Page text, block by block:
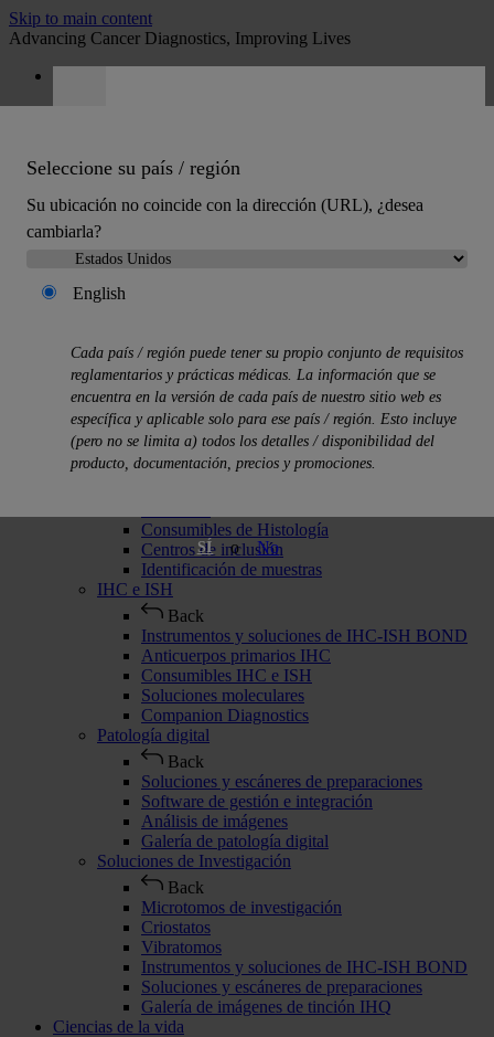
Skip to main content
Advancing Cancer Diagnostics, Improving Lives
Seleccione su país / región
Su ubicación no coincide con la dirección (URL), ¿desea
cambiarla?
English
Cada país / región puede tener su propio conjunto de requisitos
reglamentarios y prácticas médicas. La información que se
encuentra en la versión de cada país de nuestro sitio web es
específica y aplicable solo para ese país / región. Esto incluye
(pero no se limita a) todos los detalles / disponibilidad del
producto, documentación, precios y promociones.
SÍ o No
MENU
Back
Soluciones de histología
Back
Procesadores de tejidos
Estaciones de tinción para preparaciones y
montadores de cubreobjetos
Consumibles de Histología
Centros de inclusión
Identificación de muestras
IHC e ISH
Back
Instrumentos y soluciones de IHC-ISH BOND
Anticuerpos primarios IHC
Consumibles IHC e ISH
Soluciones moleculares
Companion Diagnostics
Patología digital
Back
Soluciones y escáneres de preparaciones
Software de gestión e integración
Análisis de imágenes
Galería de patología digital
Soluciones de Investigación
Back
Microtomos de investigación
Criostatos
Vibratomos
Instrumentos y soluciones de IHC-ISH BOND
Soluciones y escáneres de preparaciones
Galería de imágenes de tinción IHQ
Ciencias de la vida